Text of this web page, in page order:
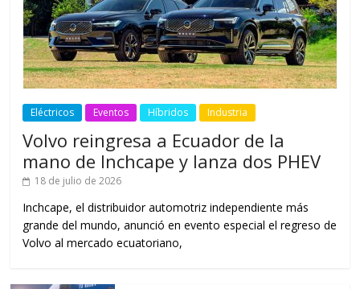
Eléctricos Eventos Híbridos Industria
Volvo reingresa a Ecuador de la
mano de Inchcape y lanza dos PHEV
18 de julio de 2026
Inchcape, el distribuidor automotriz independiente más
grande del mundo, anunció en evento especial el regreso de
Volvo al mercado ecuatoriano,